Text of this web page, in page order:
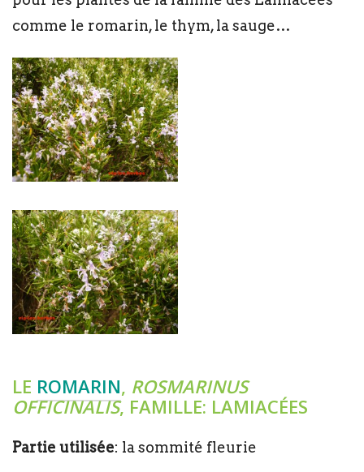
comme le romarin, le thym, la sauge…
LE ROMARIN, ROSMARINUS
OFFICINALIS, FAMILLE: LAMIACÉES
Partie utilisée: la sommité fleurie